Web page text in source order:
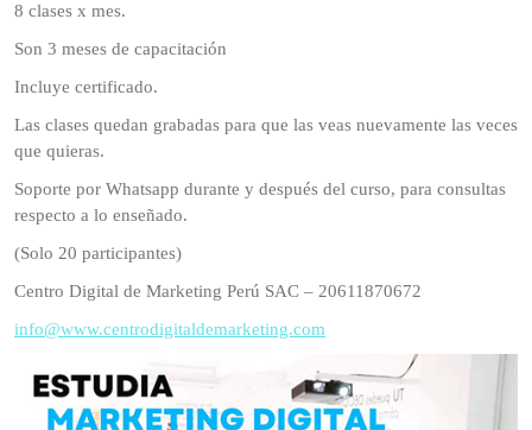
8 clases x mes.
Son 3 meses de capacitación
Incluye certificado.
Las clases quedan grabadas para que las veas nuevamente las veces
que quieras.
Soporte por Whatsapp durante y después del curso, para consultas
respecto a lo enseñado.
(Solo 20 participantes)
Centro Digital de Marketing Perú SAC – 20611870672
info@www.centrodigitaldemarketing.com